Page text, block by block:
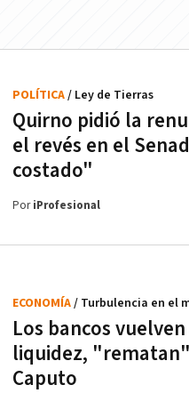
Quirno pidió la
el revés en el
costado"
POLÍTICA/ Ley de Tierras
PoriProfesional
Los bancos
liquidez,
Caputo
ECONOMÍA/ Turbulencia en el